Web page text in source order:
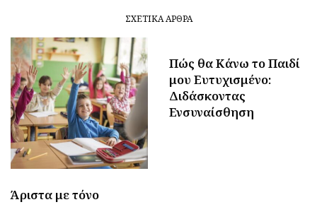
ΣΧΕΤΙΚΆ ΆΡΘΡΑ
Άριστα με τόνο
Πώς θα Κάνω το Παιδί
μου Ευτυχισμένο:
Διδάσκοντας
Ενσυναίσθηση